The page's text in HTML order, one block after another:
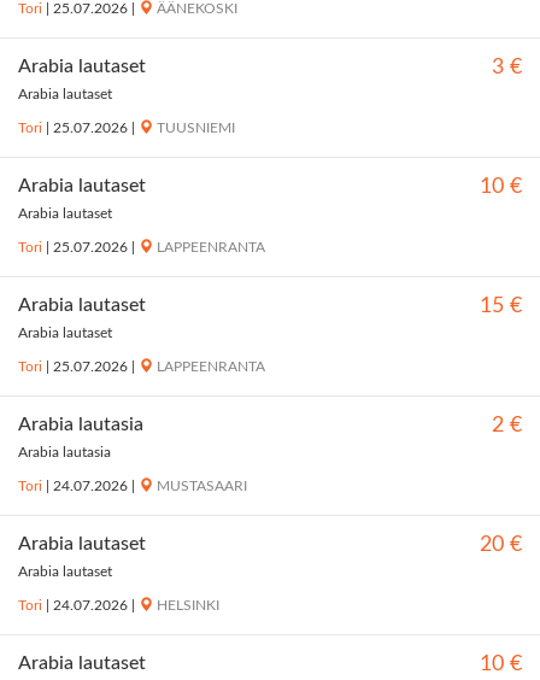
Tori 25.07.2026 ÄÄNEKOSKI
Arabia lautaset 3 €
Arabia lautaset
Tori 25.07.2026 TUUSNIEMI
Arabia lautaset 10 €
Arabia lautaset
Tori 25.07.2026 LAPPEENRANTA
Arabia lautaset 15 €
Arabia lautaset
Tori 25.07.2026 LAPPEENRANTA
Arabia lautasia 2 €
Arabia lautasia
Tori 24.07.2026 MUSTASAARI
Arabia lautaset 20 €
Arabia lautaset
Tori 24.07.2026 HELSINKI
Arabia lautaset 10 €